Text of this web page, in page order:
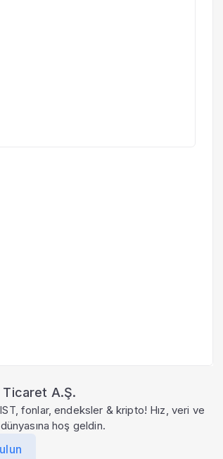
Ticaret A.Ş.
fonlar, endeksler & kripto! Hız, veri ve
hoş geldin.